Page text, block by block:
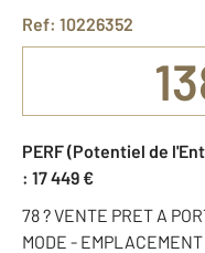
Ref: 10226352
PERF (Potentiel de
: 17 449 €
78 ? VENTE PRET A
MODE -